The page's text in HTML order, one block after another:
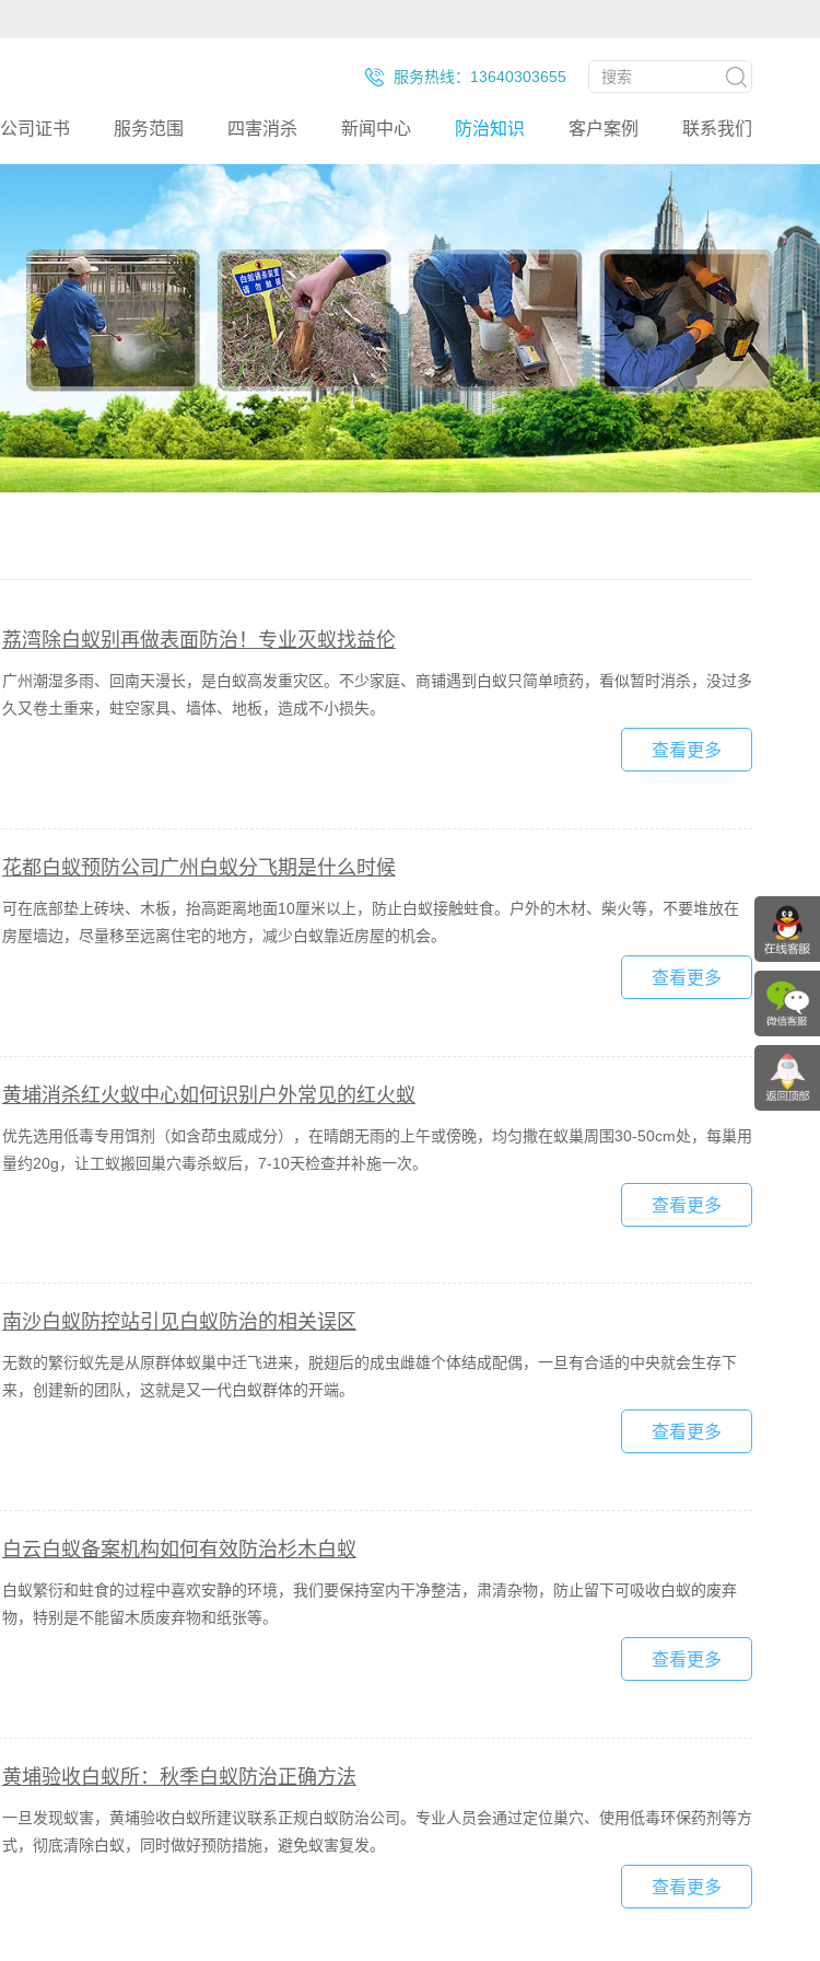
服务热线：13640303655
公司证书 服务范围 四害消杀 新闻中心 防治知识 客户案例 联系我们
荔湾除白蚁别再做表面防治！专业灭蚁找益伦
广州潮湿多雨、回南天漫长，是白蚁高发重灾区。不少家庭、商铺遇到白蚁只简单喷药，看似暂时消杀，没过多
久又卷土重来，蛀空家具、墙体、地板，造成不小损失。
查看更多
花都白蚁预防公司广州白蚁分飞期是什么时候
可在底部垫上砖块、木板，抬高距离地面10厘米以上，防止白蚁接触蛀食。户外的木材、柴火等，不要堆放在
房屋墙边，尽量移至远离住宅的地方，减少白蚁靠近房屋的机会。
查看更多
黄埔消杀红火蚁中心如何识别户外常见的红火蚁
优先选用低毒专用饵剂（如含茚虫威成分），在晴朗无雨的上午或傍晚，均匀撒在蚁巢周围30-50cm处，每巢用
量约20g，让工蚁搬回巢穴毒杀蚁后，7-10天检查并补施一次。
查看更多
南沙白蚁防控站引见白蚁防治的相关误区
无数的繁衍蚁先是从原群体蚁巢中迁飞进来，脱翅后的成虫雌雄个体结成配偶，一旦有合适的中央就会生存下
来，创建新的团队，这就是又一代白蚁群体的开端。
查看更多
白云白蚁备案机构如何有效防治杉木白蚁
白蚁繁衍和蛀食的过程中喜欢安静的环境，我们要保持室内干净整洁，肃清杂物，防止留下可吸收白蚁的废弃
物，特别是不能留木质废弃物和纸张等。
查看更多
黄埔验收白蚁所：秋季白蚁防治正确方法
一旦发现蚁害，黄埔验收白蚁所建议联系正规白蚁防治公司。专业人员会通过定位巢穴、使用低毒环保药剂等方
式，彻底清除白蚁，同时做好预防措施，避免蚁害复发。
查看更多